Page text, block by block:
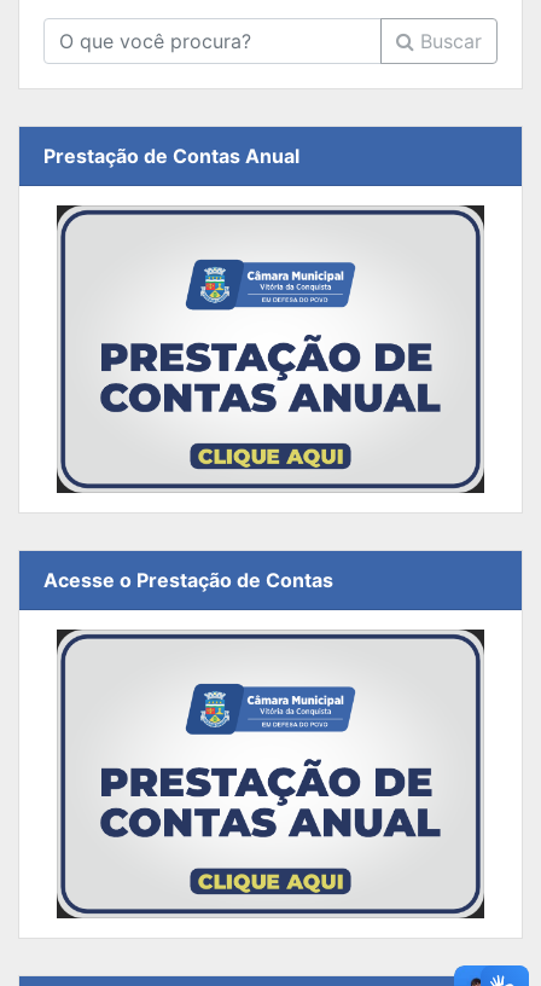
Buscar
Prestação de Contas Anual
Acesse o Prestação de Contas